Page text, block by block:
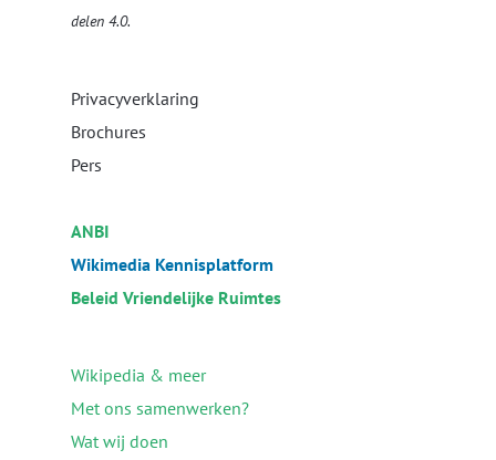
delen 4.0.
Privacyverklaring
Brochures
Pers
ANBI
Wikimedia Kennisplatform
Beleid Vriendelijke Ruimtes
Wikipedia & meer
Met ons samenwerken?
Wat wij doen